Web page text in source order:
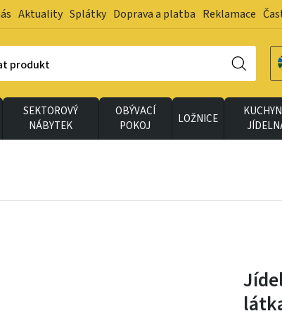
Aktuality Splátky Doprava a platba Reklamace
produkt
SEKTOROVÝ
NÁBYTEK
OBÝVACÍ
POKOJ
LOŽNICE